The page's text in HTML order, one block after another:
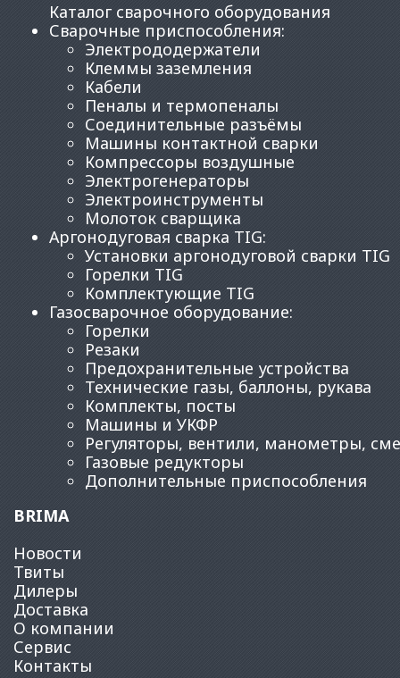
Каталог сварочного оборудования
Сварочные приспособления:
Электрододержатели
Клеммы заземления
Кабели
Пеналы и термопеналы
Соединительные разъёмы
Машины контактной сварки
Компрессоры воздушные
Электрогенераторы
Электроинструменты
Молоток сварщика
Аргонодуговая сварка TIG:
Установки аргонодуговой сварки TIG
Горелки TIG
Комплектующие TIG
Газосварочное оборудование:
Горелки
Резаки
Предохранительные устройства
Технические газы, баллоны, рукава
Комплекты, посты
Машины и УКФР
Регуляторы, вентили, манометры,
Газовые редукторы
Дополнительные приспособления
BRIMA
Новости
Твиты
Дилеры
Доставка
О компании
Сервис
Контакты